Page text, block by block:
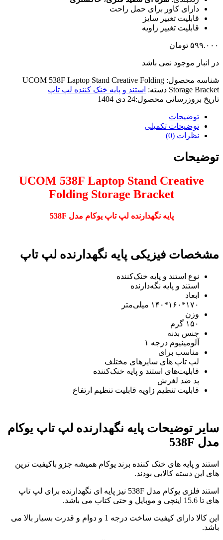
دارای کاور برای حمل راحت
قابلیت تغییر سایز
قابلیت تغییر زاویه
۵۹۹.۰۰۰ تومان
در انبار موجود نمی باشد
شناسه محصول: UCOM 538F Laptop Stand Creative Folding
Storage Bracket دسته: استند و پایه خنک کننده لپ تاپ
تاریخ بروزرسانی محصول:24 دی 1404
توضیحات
توضیحات تکمیلی
نظرات (0)
توضیحات
UCOM 538F Laptop Stand Creative
Folding Storage Bracket
پایه نگهدارنده لپ تاپ یوکام مدل 538F
مشخصات فیزیکی پایه نگهدارنده لپ تاپ
نوع استند و پایه خنک‌کننده
استند و پایه نگه‌دارنده
ابعاد
۱۷۰*۱۶۰*۱۴۰ میلی‌متر
وزن
۱۵۰ گرم
جنس بدنه
آلومینیوم درجه ۱
مناسب برای
لپ تاپ های سایزهای مختلف
قابلیت‌های استند و پایه خنک‌کننده
پد ضد لغزش
قابلیت تنظیم زاویه قابلیت تنظیم ارتفاع
سایر توضیحات پایه نگهدارنده لپ تاپ یوکام
مدل 538F
استند و پایه های خنک کننده برند یوکام همیشه جزو باکیفیت ترین
های این دسته کالایی بودند.
استند فلزی یوکام مدل 538F نیز پایه ای نگهدارنده برای لپ تاپ
های تا 15.6 اینچی و موبایل و حتی کتاب می باشد.
این کالا دارای کیفیت ساخت درجه 1 و دوام و قدرت بسیار بالا می
باشد.